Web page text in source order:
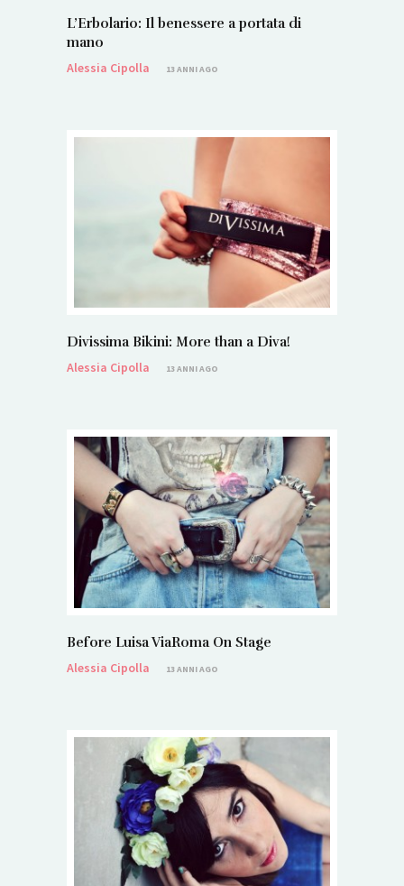
L’Erbolario: Il benessere a portata di
mano
Alessia Cipolla
13 ANNI AGO
Divissima Bikini: More than a Diva!
Alessia Cipolla
13 ANNI AGO
Before Luisa ViaRoma On Stage
Alessia Cipolla
13 ANNI AGO